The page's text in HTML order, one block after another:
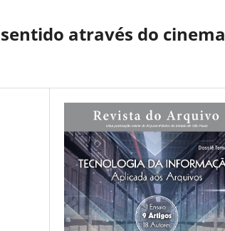
através do cinema